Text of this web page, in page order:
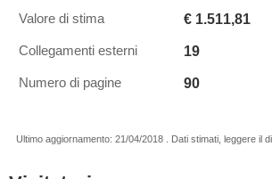
Valore di stima € 1.511,81
Collegamenti esterni 19
Numero di pagine 90
Ultimo aggiornamento: 21/04/2018 . Dati stimati, leggere il